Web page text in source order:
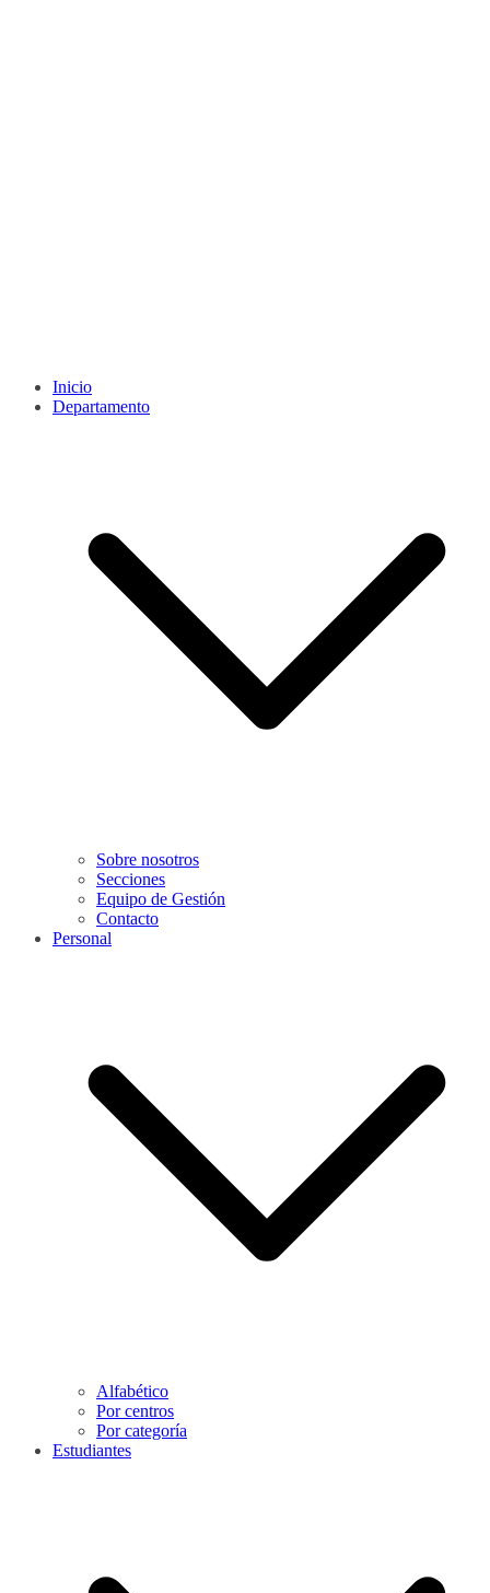
Inicio
Departamento
Sobre nosotros
Secciones
Equipo de Gestión
Contacto
Personal
Alfabético
Por centros
Por categoría
Estudiantes